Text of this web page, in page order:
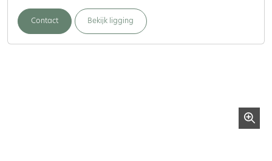
Contact Bekijk ligging